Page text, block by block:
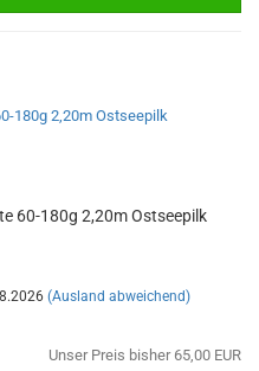
60-180g 2,20m Ostseepilk
(Ausland abweichend)
Unser Preis bisher 65,00 EUR